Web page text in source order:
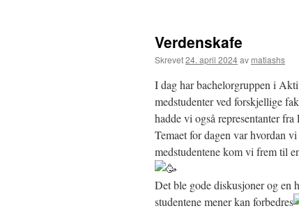
Verdenskafe
Skrevet24. april 2024av matiashs
I dag har bachelorgruppen i
medstudenter ved forskjellige
hadde vi også representanter
Temaet for dagen var hvordan
medstudentene kom vi frem til
Det ble gode diskusjoner og
studentene mener kan forbedres